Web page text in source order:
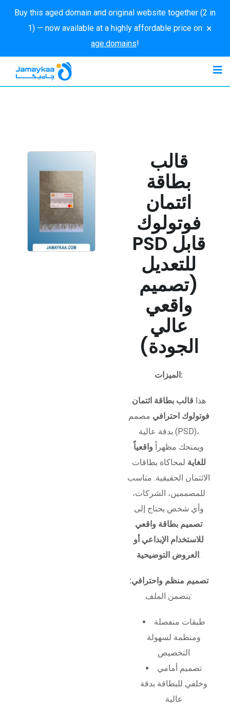
Buy this aged domain and original website together (2 in
1) — now available at a highly affordable price on
age.domains!
×
قالب
بطاقة
ائتمان
فوتولوك
PSD قابل
للتعديل
(تصميم
واقعي
عالي
الجودة)
الميزات:
هذا قالب بطاقة ائتمان
فوتولوك احترافي مصمم
بدقة عالية (PSD)،
ويمنحك مظهراً واقعياً
للغاية لمحاكاة بطاقات
الائتمان الحقيقية. مناسب
للمصممين، الشركات،
وأي شخص يحتاج إلى
تصميم بطاقة واقعي
للاستخدام الإبداعي أو
العروض التوضيحية .
تصميم منظم واحترافي:
يتضمن الملف:
طبقات منفصلة
ومنظمة لسهولة
التخصيص
تصميم أمامي
وخلفي للبطاقة بدقة
عالية